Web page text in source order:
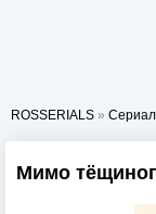
ROSSERIALS »
Мимо